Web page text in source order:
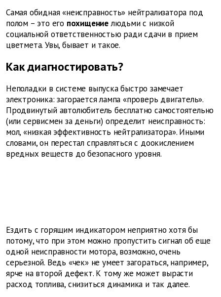
Самая обидная «неисправность» нейтрализатора под
полом – это его похищениелюдьми с низкой
социальной ответственностью ради сдачи в прием
цветмета. Увы, бывает и такое.
Как диагностировать?
Неполадки в системе выпуска быстро замечает
электроника: загорается лампа «проверь двигатель».
Продвинутый автолюбитель бесплатно самостоятельно
(или сервисмен за деньги) определит неисправность:
мол, «низкая эффективность нейтрализатора». Иными
словами, он перестал справляться с доокислением
вредных веществ до безопасного уровня.
Ездить с горящим индикатором неприятно хотя бы
потому, что при этом можно пропустить сигнал об еще
одной неисправности мотора, возможно, очень
серьезной. Ведь «чек» не умеет загораться, например,
ярче на второй дефект. К тому же может вырасти
расход топлива, снизиться динамика и так далее.